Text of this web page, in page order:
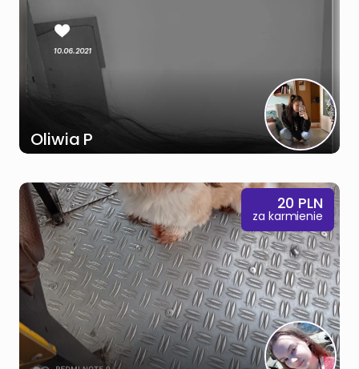
Oliwia P
20 PLN
za karmienie